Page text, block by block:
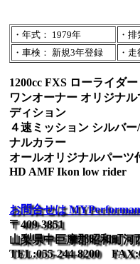
・年式： 1979年
・
・車検： 新規3年登録
・
1200cc FXS ローライダー
ワンオーナー オリジナ
ディション
４速ミッション シルバ
ナルカラー
オールオリジナルパーツ
HD AMF Ikon low rider
お問合せは
〒409-3851
山梨県中巨摩郡昭和町河
TEL:055-244-8200